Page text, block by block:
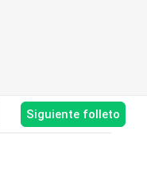
Siguiente folleto